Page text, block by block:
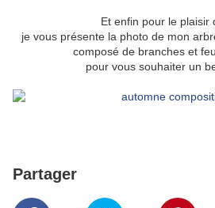
Et enfin pour le plaisir
je vous présente la photo de mon
composé de branches et
pour vous souhaiter un
Partager